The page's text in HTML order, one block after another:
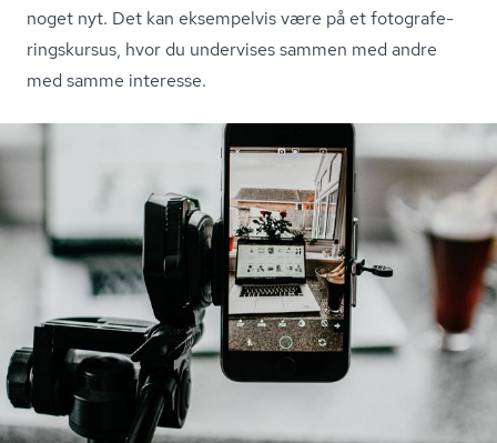
noget nyt. Det kan eksempelvis være på et fo­to­gra­fe­
rings­kur­sus, hvor du undervises sammen med andre
med samme interesse.